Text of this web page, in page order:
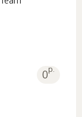
0p.